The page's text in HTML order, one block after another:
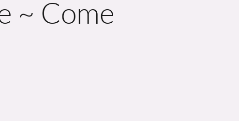
~ Come